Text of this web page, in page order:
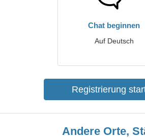
Chat beginnen
Auf Deutsch
Registrierung
Andere Orte,